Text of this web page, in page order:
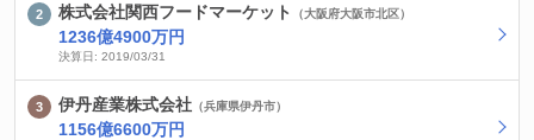
株式会社関西フードマーケット （大阪府大阪市北区）
1236億4900万円
決算日: 2019/03/31
伊丹産業株式会社 （兵庫県伊丹市）
1156億6600万円